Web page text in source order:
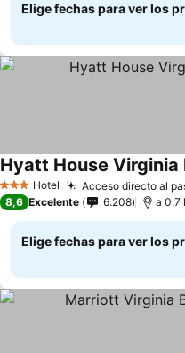
Elige fechas para ver los
3 Estrellas
Hotel Acceso directo al
Hyatt House
8,6 Excelente 6.208 a 0.7
Elige fechas para ver los